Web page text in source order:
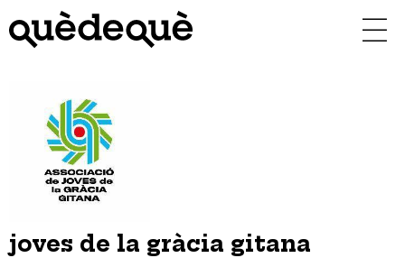
contingut
joves de la gràcia gitana